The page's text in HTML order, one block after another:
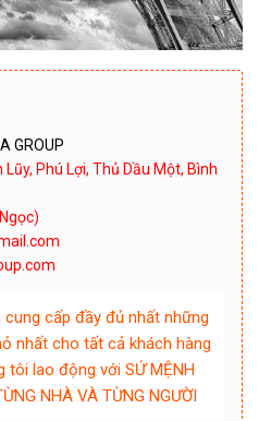
GROUP
Phú Lợi, Thủ Dầu Một, Bình
cung cấp đầy đủ nhất những
nhất cho tất cả khách hàng
tôi lao động với SỨ MỆNH
NHÀ VÀ TỪNG NGƯỜI